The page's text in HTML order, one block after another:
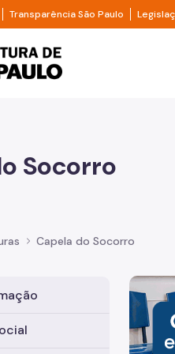
Divisor de acesso à informação
Transparência São Paulo Divisor
de São
Socorro
Capela do Socorro